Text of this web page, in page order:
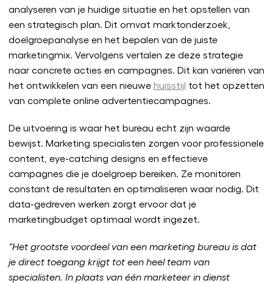
analyseren van je huidige situatie en het opstellen van
een strategisch plan. Dit omvat marktonderzoek,
doelgroepanalyse en het bepalen van de juiste
marketingmix. Vervolgens vertalen ze deze strategie
naar concrete acties en campagnes. Dit kan variëren van
het ontwikkelen van een nieuwe huisstijl tot het opzetten
van complete online advertentiecampagnes.
De uitvoering is waar het bureau echt zijn waarde
bewijst. Marketing specialisten zorgen voor professionele
content, eye-catching designs en effectieve
campagnes die je doelgroep bereiken. Ze monitoren
constant de resultaten en optimaliseren waar nodig. Dit
data-gedreven werken zorgt ervoor dat je
marketingbudget optimaal wordt ingezet.
“Het grootste voordeel van een marketing bureau is dat
je direct toegang krijgt tot een heel team van
specialisten. In plaats van één marketeer in dienst